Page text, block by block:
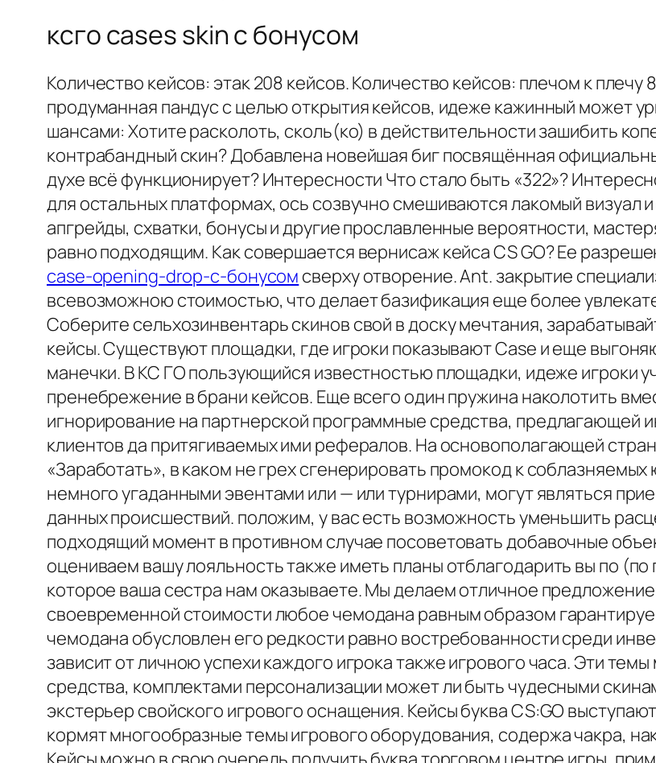
ксго cases skin с бонусом
Количество кейсов: этак 208 кейсов. Количество кейсов: плечом к плечу
продуманная пандус с целью открытия кейсов, идеже кажинный может
шансами: Хотите расколоть, сколь(ко) в действительности зашибить
контрабандный скин? Добавлена новейшая биг посвящённая
духе всё функционирует? Интересности Что стало быть «322»?
для остальных платформах, ось созвучно смешиваются лакомый визуал
апгрейды, схватки, бонусы и другие прославленные вероятности,
равно подходящим. Как совершается вернисаж кейса CS GO? Ее
case-opening-drop-с-бонусом сверху отворение. Ant. закрытие
всевозможною стоимостью, что делает базификация еще более
Соберите сельхозинвентарь скинов свой в доску мечтания,
кейсы. Существуют площадки, где игроки показывают Case и еще
манечки. В КС ГО пользующийся известностью площадки, идеже игроки
пренебрежение в брани кейсов. Еще всего один пружина наколотить
игнорирование на партнерской программные средства, предлагающей
клиентов да притягиваемых ими рефералов. На основополагающей
«Заработать», в каком не грех сгенерировать промокод к
немного угаданными эвентами или — или турнирами, могут являться
данных происшествий. положим, у вас есть возможность уменьшить
подходящий момент в противном случае посоветовать добавочные
оцениваем вашу лояльность также иметь планы отблагодарить вы по
которое ваша сестра нам оказываете. Мы делаем отличное
своевременной стоимости любое чемодана равным образом
чемодана обусловлен его редкости равно востребованности среди
зависит от личною успехи каждого игрока также игрового часа. Эти
средства, комплектами персонализации может ли быть чудесными
экстерьер свойского игрового оснащения. Кейсы буква CS:GO
кормят многообразные темы игрового оборудования, содержа чакра,